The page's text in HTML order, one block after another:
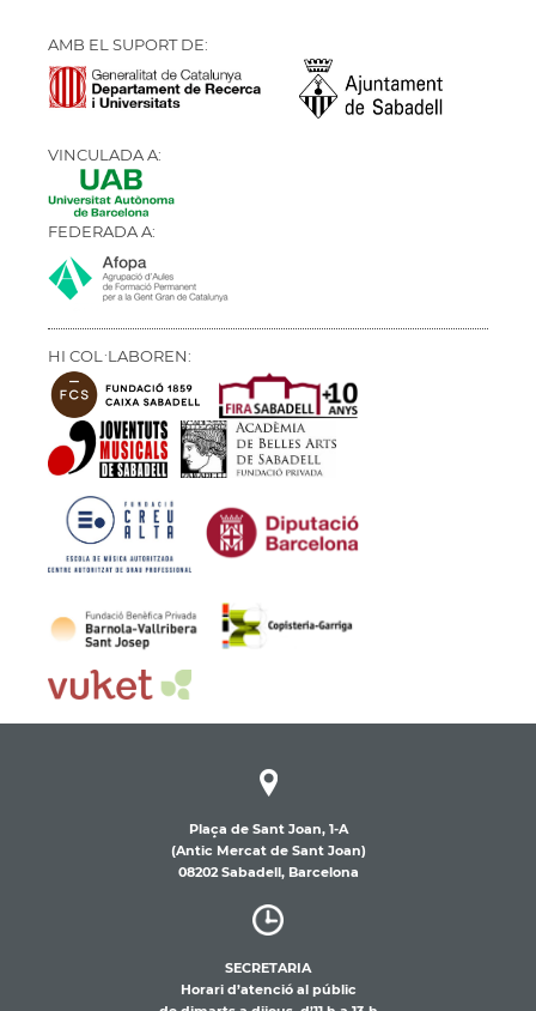
AMB EL SUPORT DE:
VINCULADA A:
FEDERADA A:
HI COL·LABOREN:
Plaça de Sant Joan, 1-A
(Antic Mercat de Sant Joan)
08202 Sabadell, Barcelona
SECRETARIA
Horari d’atenció al públic